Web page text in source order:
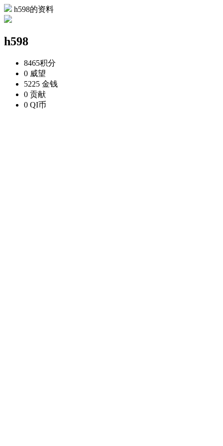
h598的资料
h598
8465积分
0 威望
5225 金钱
0 贡献
0 QI币